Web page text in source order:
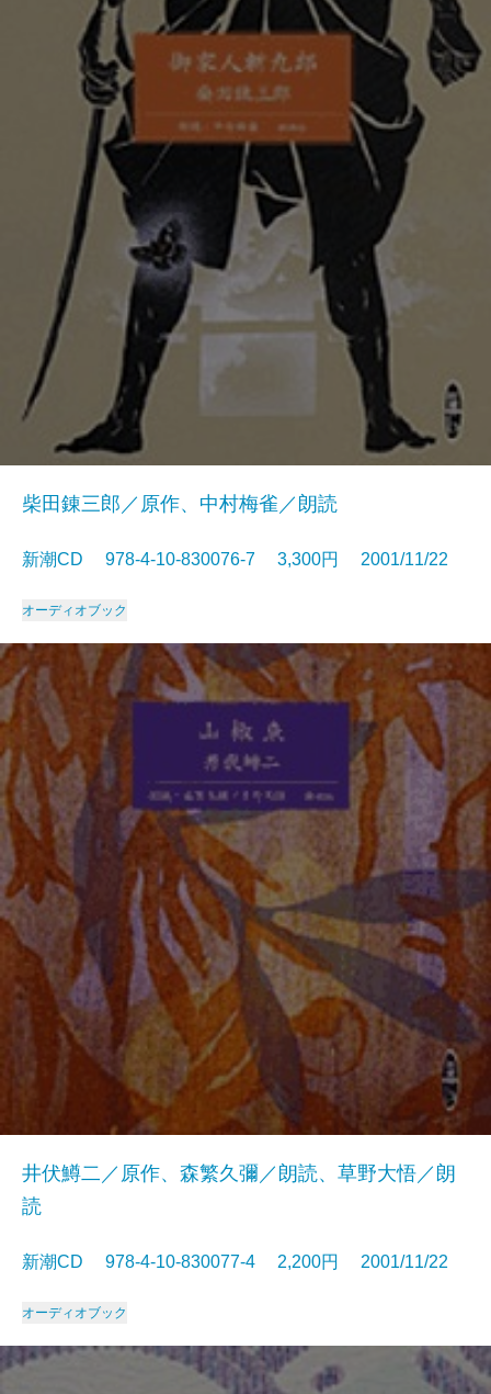
柴田錬三郎／原作、中村梅雀／朗読
新潮CD 978-4-10-830076-7 3,300円 2001/11/22
オーディオブック
井伏鱒二／原作、森繁久彌／朗読、草野大悟／朗
読
新潮CD 978-4-10-830077-4 2,200円 2001/11/22
オーディオブック